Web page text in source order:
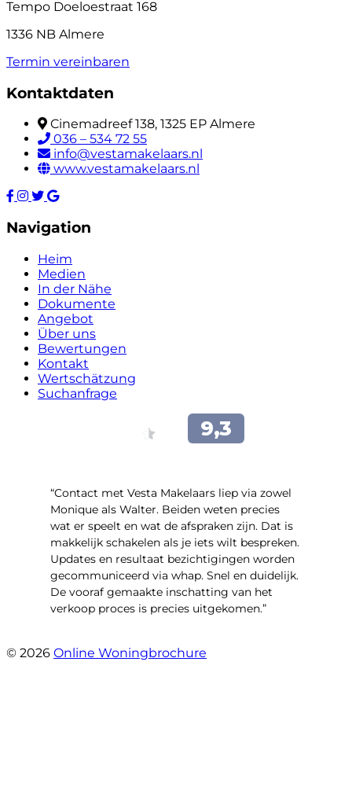
Tempo Doeloestraat 168
1336 NB Almere
Termin vereinbaren
Kontaktdaten
Cinemadreef 138, 1325 EP Almere
036 – 534 72 55
info@vestamakelaars.nl
www.vestamakelaars.nl
Navigation
Heim
Medien
In der Nähe
Dokumente
Angebot
Über uns
Bewertungen
Kontakt
Wertschätzung
Suchanfrage
“Contact met Vesta Makelaars liep via zowel
Monique als Walter. Beiden weten precies
wat er speelt en wat de afspraken zijn. Dat is
makkelijk schakelen als je iets wilt bespreken.
Updates en resultaat bezichtigingen worden
gecommuniceerd via whap. Snel en duidelijk.
De vooraf gemaakte inschatting van het
verkoop proces is precies uitgekomen.”
© 2026 Online Woningbrochure